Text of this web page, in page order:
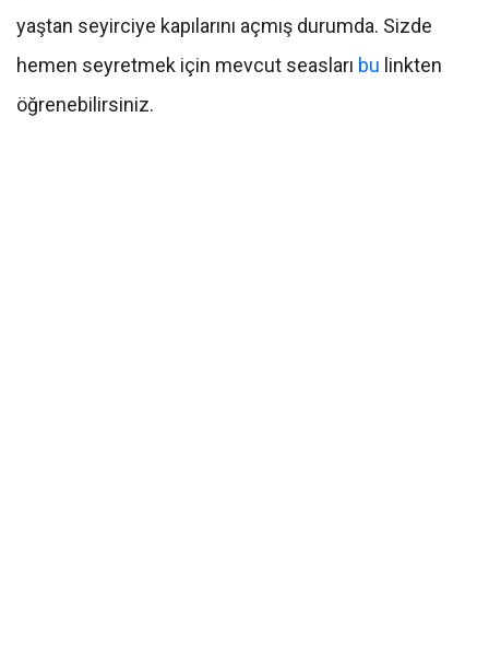
yaştan seyirciye kapılarını açmış durumda. Sizde
hemen seyretmek için mevcut seasları bu linkten
öğrenebilirsiniz.